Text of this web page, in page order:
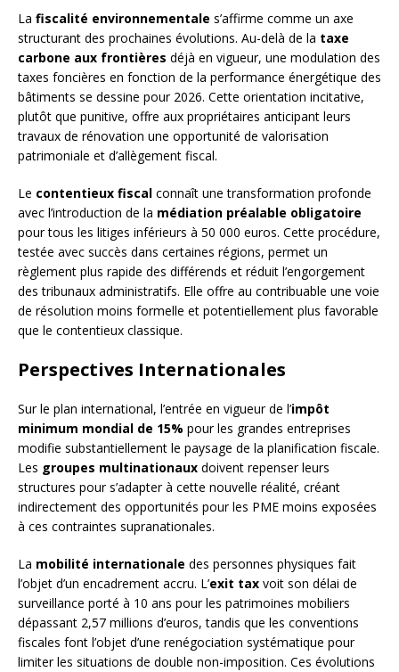
La fiscalité environnementale s’affirme comme un axe
structurant des prochaines évolutions. Au-delà de la taxe
carbone aux frontières déjà en vigueur, une modulation des
taxes foncières en fonction de la performance énergétique des
bâtiments se dessine pour 2026. Cette orientation incitative,
plutôt que punitive, offre aux propriétaires anticipant leurs
travaux de rénovation une opportunité de valorisation
patrimoniale et d’allègement fiscal.
Le contentieux fiscal connaît une transformation profonde
avec l’introduction de la médiation préalable obligatoire
pour tous les litiges inférieurs à 50 000 euros. Cette procédure,
testée avec succès dans certaines régions, permet un
règlement plus rapide des différends et réduit l’engorgement
des tribunaux administratifs. Elle offre au contribuable une voie
de résolution moins formelle et potentiellement plus favorable
que le contentieux classique.
Perspectives Internationales
Sur le plan international, l’entrée en vigueur de l’impôt
minimum mondial de 15% pour les grandes entreprises
modifie substantiellement le paysage de la planification fiscale.
Les groupes multinationaux doivent repenser leurs
structures pour s’adapter à cette nouvelle réalité, créant
indirectement des opportunités pour les PME moins exposées
à ces contraintes supranationales.
La mobilité internationale des personnes physiques fait
l’objet d’un encadrement accru. L’exit tax voit son délai de
surveillance porté à 10 ans pour les patrimoines mobiliers
dépassant 2,57 millions d’euros, tandis que les conventions
fiscales font l’objet d’une renégociation systématique pour
limiter les situations de double non-imposition. Ces évolutions